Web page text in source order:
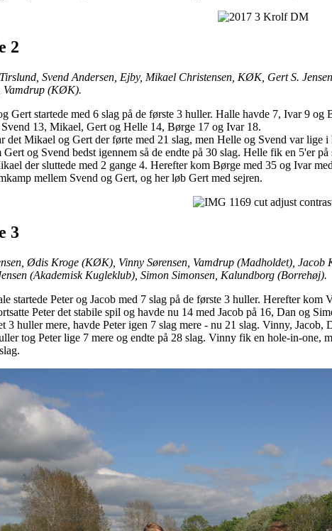
2
Svend Andersen, Ejby, Mikael Christensen, KØK, Gert S.
Vamdrup (KØK).
Gert startede med 6 slag på de første 3 huller. Halle havde 7, Ivar 9 og
13, Mikael, Gert og Helle 14, Børge 17 og Ivar 18.
det Mikael og Gert der førte med 21 slag, men Helle og Svend var lige
Gert og Svend bedst igennem så de endte på 30 slag. Helle fik en 5'er
der sluttede med 2 gange 4. Herefter kom Børge med 35 og Ivar
mellem Svend og Gert, og her løb Gert med sejren.
3
Ødis Kroge (KØK), Vinny Sørensen, Vamdrup (Madholdet), Jacob
(Akademisk Kugleklub), Simon Simonsen, Kalundborg (Borrehøj).
startede Peter og Jacob med 7 slag på de første 3 huller. Herefter
Peter det stabile spil og havde nu 14 med Jacob på 16, Dan og
3 huller mere, havde Peter igen 7 slag mere - nu 21 slag. Vinny, Jacob,
tog Peter lige 7 mere og endte på 28 slag. Vinny fik en hole-in-one,